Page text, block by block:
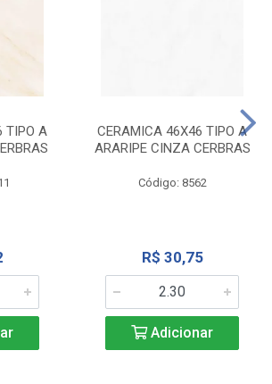
TIPO A
CERAMICA 46X46 TIPO A
ARARIPE CINZA CERBRAS
Código: 8562
R$ 30,75
Adicionar